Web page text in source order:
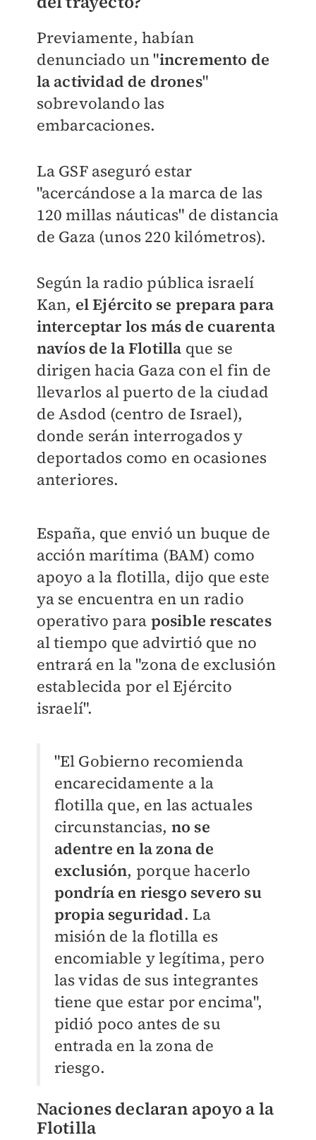
Previamente, habían
denunciado un "incremento de
la actividad de drones"
sobrevolando las
embarcaciones.
La GSF aseguró estar
"acercándose a la marca de las
120 millas náuticas" de distancia
de Gaza (unos 220 kilómetros).
Según la radio pública israelí
Kan, el Ejército se prepara para
interceptar los más de cuarenta
navíos de la Flotilla que se
dirigen hacia Gaza con el fin de
llevarlos al puerto de la ciudad
de Asdod (centro de Israel),
donde serán interrogados y
deportados como en ocasiones
anteriores.
España, que envió un buque de
acción marítima (BAM) como
apoyo a la flotilla, dijo que este
ya se encuentra en un radio
operativo para posible rescates
al tiempo que advirtió que no
entrará en la "zona de exclusión
establecida por el Ejército
israelí".
"El Gobierno recomienda
encarecidamente a la
flotilla que, en las actuales
circunstancias, no se
adentre en la zona de
exclusión, porque hacerlo
pondría en riesgo severo su
propia seguridad. La
misión de la flotilla es
encomiable y legítima, pero
las vidas de sus integrantes
tiene que estar por encima",
pidió poco antes de su
entrada en la zona de
riesgo.
Naciones declaran apoyo a la
Flotilla